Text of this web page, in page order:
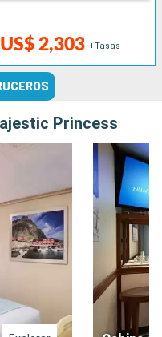
US$ 2,303 +Tasas
Princess